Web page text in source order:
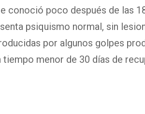
conoció poco después de las
psiquismo normal, sin
por algunos golpes
menor de 30 días de